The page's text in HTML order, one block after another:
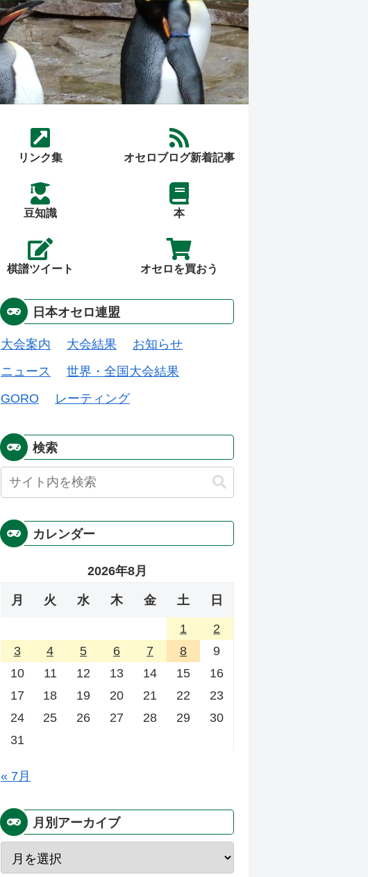
リンク集 オセロブログ新着記事
豆知識 本
棋譜ツイート オセロを買おう
日本オセロ連盟
大会案内 大会結果
お知らせ
ニュース
世界・全国大会結果
GORO
レーティング
検索
カレンダー
2026年8月
月 火 水 木 金 土 日
1
2
3
4 5 6 7 8
9
10
11 12 13 14 15
16
17
18 19 20 21 22
23
24
25 26 27 28 29
30
31
« 7月
月別アーカイブ